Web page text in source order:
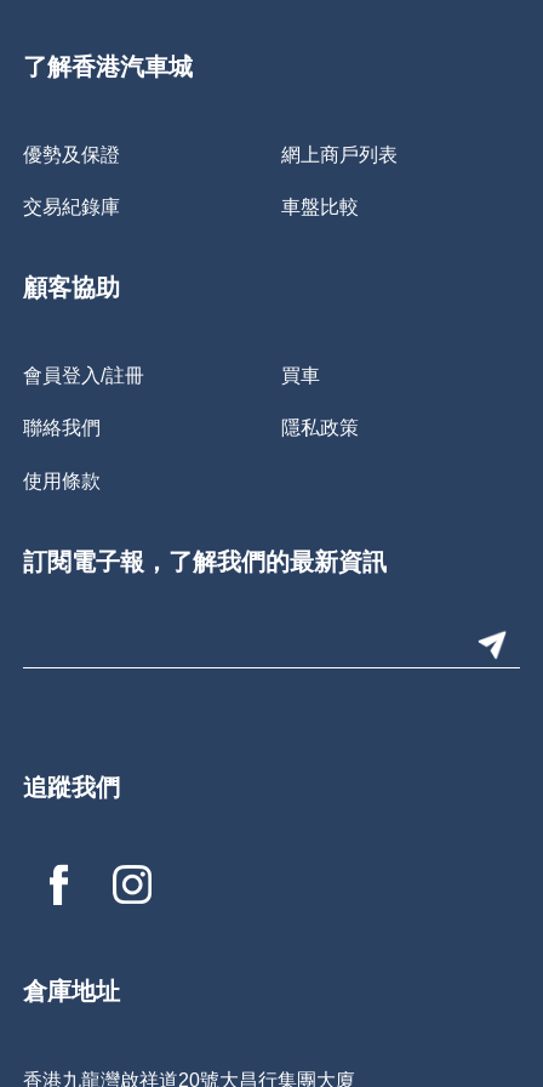
了解香港汽車城
優勢及保證 網上商戶列表
交易紀錄庫 車盤比較
顧客協助
會員登入/註冊 買車
聯絡我們 隱私政策
使用條款
訂閱電子報，了解我們的最新資訊
追蹤我們
倉庫地址
香港九龍灣啟祥道20號大昌行集團大廈